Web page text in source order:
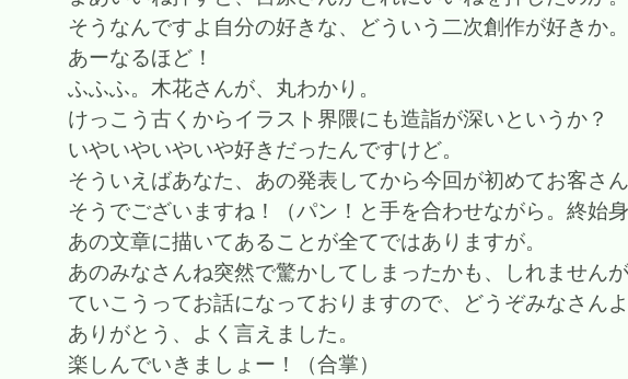
そうなんですよ自分の好きな、どういう二次創作が好きか。
あーなるほど！
ふふふ。木花さんが、丸わかり。
けっこう古くからイラスト界隈にも造詣が深いというか？
いやいやいやいや好きだったんですけど。
そういえばあなた、あの発表してから今回が初めてお客さ
そうでございますね！（パン！と手を合わせながら。終始
あの文章に描いてあることが全てではありますが。
あのみなさんね突然で驚かしてしまったかも、しれません
ていこうってお話になっておりますので、どうぞみなさん
ありがとう、よく言えました。
楽しんでいきましょー！（合掌）